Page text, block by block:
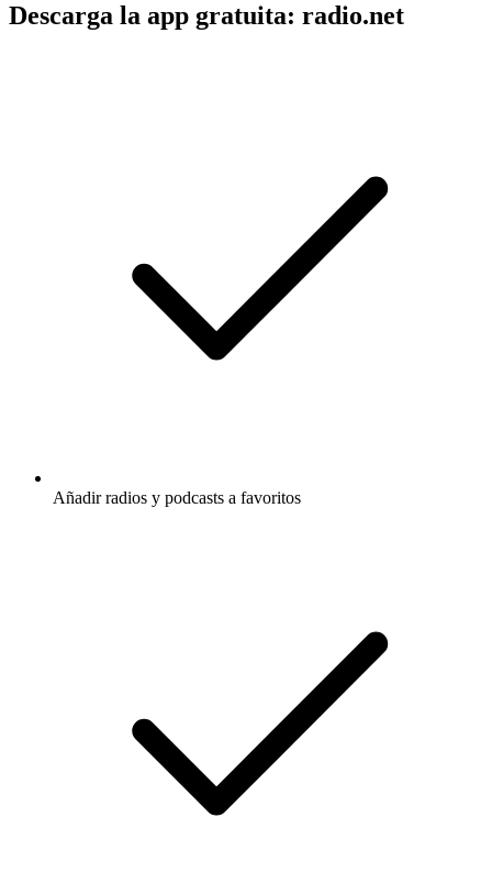
Descarga la app gratuita: radio.net
Añadir radios y podcasts a favoritos